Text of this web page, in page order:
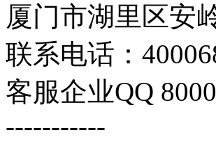
厦门市湖里区安
联系电话：
客服企业QQ
-----------